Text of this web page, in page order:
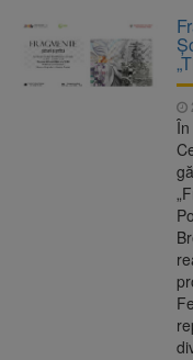
propriul record
zburat din nou pe
Tristan Tate cer
Se
medic specialist.
aceeași oră și
Se
capsulele de cafea
folosință. Noul